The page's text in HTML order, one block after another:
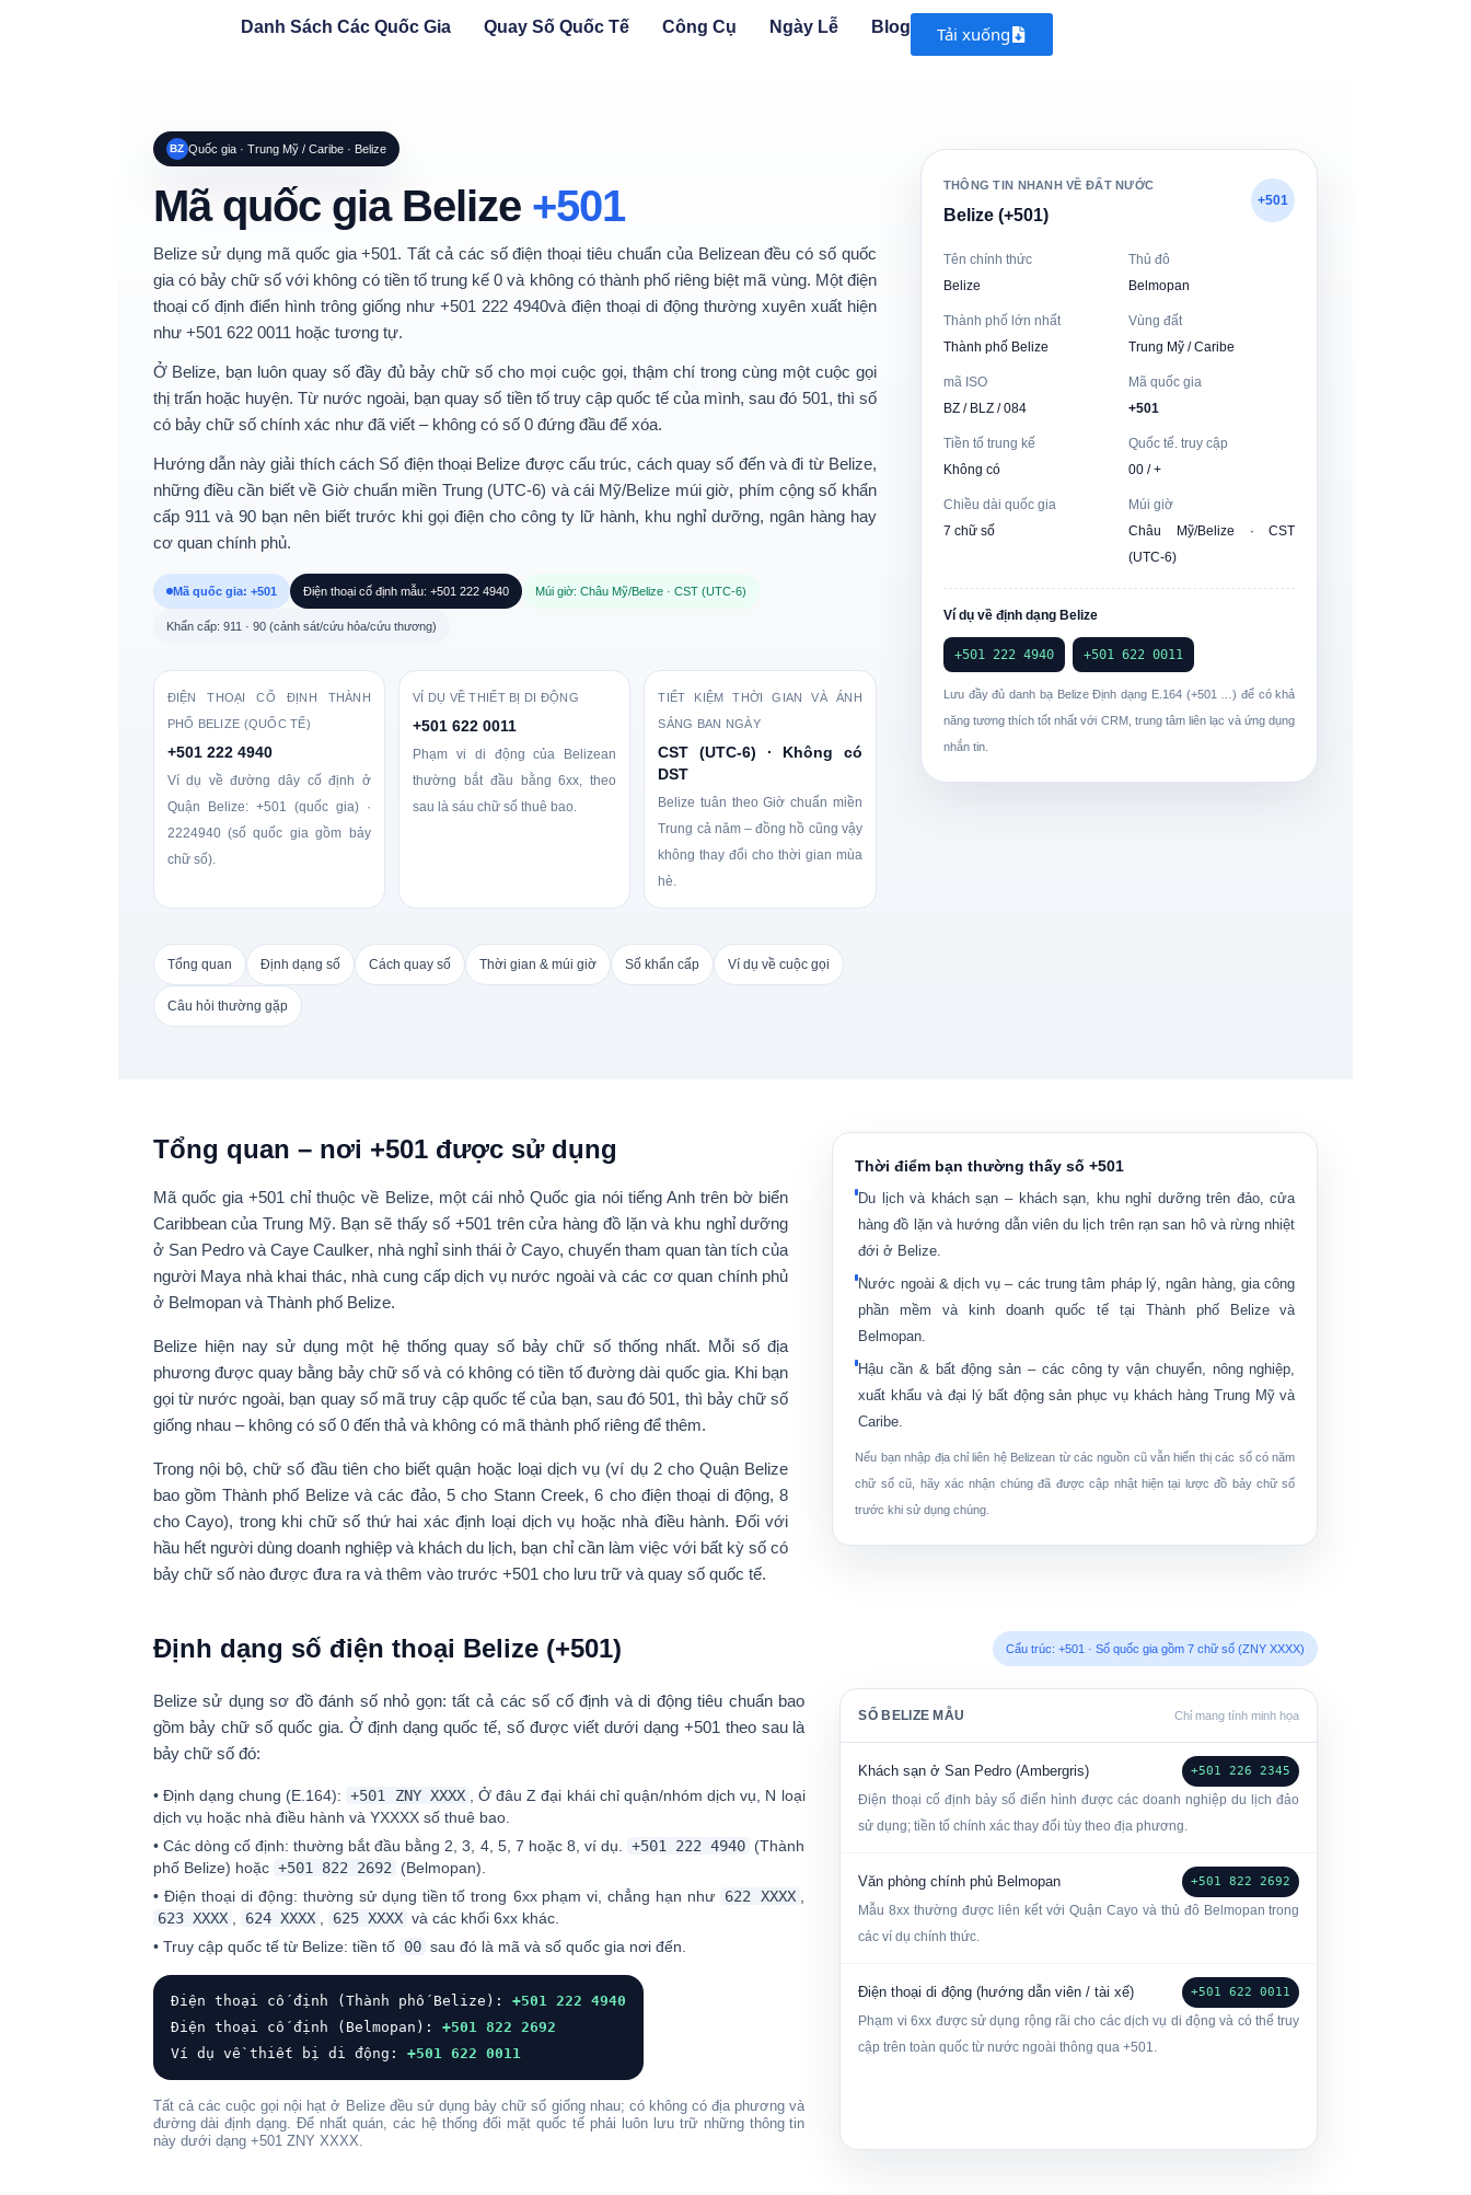
Danh Sách Các Quốc Gia Quay Số Quốc Tế Công Cụ Ngày Lễ Blog Tải xuống
BZ Quốc gia · Trung Mỹ / Caribe · Belize
Mã quốc gia Belize +501
Belize sử dụng mã quốc gia +501. Tất cả các số điện thoại tiêu chuẩn của Belizean đều có số quốc
gia có bảy chữ số với không có tiền tố trung kế 0 và không có thành phố riêng biệt mã vùng. Một điện
thoại cố định điển hình trông giống như+501 222 4940và điện thoại di động thường xuyên xuất hiện
như +501 622 0011 hoặc tương tự.
Ở Belize, bạn luôn quay số đầy đủ bảy chữ số cho mọi cuộc gọi, thậm chí trong cùng một cuộc gọi
thị trấn hoặc huyện. Từ nước ngoài, bạn quay số tiền tố truy cập quốc tế của mình, sau đó 501, thì số
có bảy chữ số chính xác như đã viết – không có số 0 đứng đầu để xóa.
Hướng dẫn này giải thích cách Số điện thoại Belize được cấu trúc, cách quay số đến và đi từ Belize,
những điều cần biết về Giờ chuẩn miền Trung (UTC-6) và cái Mỹ/Belize múi giờ, phím cộngsố khẩn
cấp 911 và 90bạn nên biết trước khi gọi điện cho công ty lữ hành, khu nghỉ dưỡng, ngân hàng hay
cơ quan chính phủ.
Mã quốc gia: +501 Điện thoại cố định mẫu: +501 222 4940 Múi giờ: Châu Mỹ/Belize · CST (UTC-6)
Khẩn cấp: 911 · 90 (cảnh sát/cứu hỏa/cứu thương)
ĐIỆN THOẠI CỐ ĐỊNH THÀNH
PHỐ BELIZE (QUỐC TẾ)
+501 222 4940
Ví dụ về đường dây cố định ở
Quận Belize: +501 (quốc gia) ·
2224940 (số quốc gia gồm bảy
chữ số).
VÍ DỤ VỀ THIẾT BỊ DI ĐỘNG
+501 622 0011
Phạm vi di động của Belizean
thường bắt đầu bằng6xx, theo
sau là sáu chữ số thuê bao.
TIẾT KIỆM THỜI GIAN VÀ ÁNH
SÁNG BAN NGÀY
CST (UTC-6) · Không có
DST
Belize tuân theo Giờ chuẩn miền
Trung cả năm – đồng hồ cũng vậy
không thay đổi cho thời gian mùa
hè.
Tổng quan Định dạng số Cách quay số Thời gian & múi giờ Số khẩn cấp Ví dụ về cuộc gọi
Câu hỏi thường gặp
THÔNG TIN NHANH VỀ ĐẤT NƯỚC
Belize (+501)
+501
Tên chính thức
Belize
Thủ đô
Belmopan
Thành phố lớn nhất
Thành phố Belize
Vùng đất
Trung Mỹ / Caribe
mã ISO
BZ / BLZ / 084
Mã quốc gia
+501
Tiền tố trung kế
Không có
Quốc tế. truy cập
00 / +
Chiều dài quốc gia
7 chữ số
Múi giờ
Châu Mỹ/Belize · CST
(UTC-6)
Ví dụ về định dạng Belize
+501 222 4940 +501 622 0011
Lưu đầy đủ danh bạ BelizeĐịnh dạng E.164(+501 …) để có khả
năng tương thích tốt nhất với CRM, trung tâm liên lạc và ứng dụng
nhắn tin.
Tổng quan – nơi +501 được sử dụng
Mã quốc gia +501 chỉ thuộc về Belize, một cái nhỏ Quốc gia nói tiếng Anh trên bờ biển
Caribbean của Trung Mỹ. Bạn sẽ thấy số +501 trêncửa hàng đồ lặn và khu nghỉ dưỡng
ở San Pedro và Caye Caulker, nhà nghỉ sinh thái ở Cayo, chuyến tham quan tàn tích của
người Maya nhà khai thác, nhà cung cấp dịch vụ nước ngoài và các cơ quan chính phủ
ở Belmopan và Thành phố Belize.
Belize hiện nay sử dụng một hệ thống quay số bảy chữ số thống nhất. Mỗi số địa
phương được quay bằng bảy chữ số và có không có tiền tố đường dài quốc gia. Khi bạn
gọi từ nước ngoài, bạn quay số mã truy cập quốc tế của bạn, sau đó501, thì bảy chữ số
giống nhau – không có số 0 đến thả và không có mã thành phố riêng để thêm.
Trong nội bộ, chữ số đầu tiên cho biếtquận hoặc loại dịch vụ (ví dụ 2 cho Quận Belize
bao gồm Thành phố Belize và các đảo, 5 cho Stann Creek, 6 cho điện thoại di động, 8
cho Cayo), trong khi chữ số thứ hai xác định loại dịch vụ hoặc nhà điều hành. Đối với
hầu hết người dùng doanh nghiệp và khách du lịch, bạn chỉ cần làm việc với bất kỳ số có
bảy chữ số nào được đưa ra và thêm vào trước +501 cho lưu trữ và quay số quốc tế.
Thời điểm bạn thường thấy số +501
Du lịch và khách sạn – khách sạn, khu nghỉ dưỡng trên đảo, cửa
hàng đồ lặn và hướng dẫn viên du lịch trên rạn san hô và rừng nhiệt
đới ở Belize.
Nước ngoài & dịch vụ– các trung tâm pháp lý, ngân hàng, gia công
phần mềm và kinh doanh quốc tế tại Thành phố Belize và
Belmopan.
Hậu cần & bất động sản – các công ty vận chuyển, nông nghiệp,
xuất khẩu và đại lý bất động sản phục vụ khách hàng Trung Mỹ và
Caribe.
Nếu bạn nhập địa chỉ liên hệ Belizean từ các nguồn cũ vẫn hiển thị các số có năm
chữ số cũ, hãy xác nhận chúng đã được cập nhật hiện tại lược đồ bảy chữ số
trước khi sử dụng chúng.
Định dạng số điện thoại Belize (+501) Cấu trúc: +501 · Số quốc gia gồm 7 chữ số (ZNY XXXX)
Belize sử dụng sơ đồ đánh số nhỏ gọn: tất cả các số cố định và di động tiêu chuẩn bao
gồm bảy chữ số quốc gia. Ở định dạng quốc tế, số được viết dưới dạng +501 theo sau là
bảy chữ số đó:
• Định dạng chung (E.164): +501 ZNY XXXX , Ở đâuZ đại khái chỉ quận/nhóm dịch vụ, N loại
dịch vụ hoặc nhà điều hành và YXXXXsố thuê bao.
• Các dòng cố định: thường bắt đầu bằng 2, 3, 4, 5, 7 hoặc 8 , ví dụ. +501 222 4940 (Thành
phố Belize) hoặc +501 822 2692
(Belmopan).
• Điện thoại di động: thường sử dụng tiền tố trong 6xxphạm vi, chẳng hạn như 622 XXXX
623 XXXX
624 XXXX 625 XXXX và các khối 6xx khác.
• Truy cập quốc tế từ Belize: tiền tố 00 sau đó là mã và số quốc gia nơi đến.
Điện thoại cố định (Thành phố Belize): +501 222 4940
Điện thoại cố định (Belmopan): +501 822 2692
Ví dụ về thiết bị di động: +501 622 0011
Tất cả các cuộc gọi nội hạt ở Belize đều sử dụng bảy chữ số giống nhau; có không có địa phương và
đường dài định dạng. Để nhất quán, các hệ thống đối mặt quốc tế phải luôn lưu trữ những thông tin
này dưới dạng +501 ZNY XXXX.
SỐ BELIZE MẪU Chỉ mang tính minh họa
Khách sạn ở San Pedro (Ambergris) +501 226 2345
Điện thoại cố định bảy số điển hình được các doanh nghiệp du lịch đảo
sử dụng; tiền tố chính xác thay đổi tùy theo địa phương.
Văn phòng chính phủ Belmopan +501 822 2692
Mẫu 8xx thường được liên kết với Quận Cayo và thủ đô Belmopan trong
các ví dụ chính thức.
Điện thoại di động (hướng dẫn viên / tài xế) +501 622 0011
Phạm vi 6xx được sử dụng rộng rãi cho các dịch vụ di động và có thể truy
cập trên toàn quốc từ nước ngoài thông qua +501.